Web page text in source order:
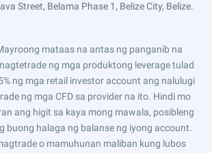
Street, Belama Phase 1, Belize City, Belize.
mataas na antas ng panganib na
ng mga produktong leverage tulad
ng mga retail investor account ang nalulugi
ng mga CFD sa provider na ito. Hindi mo
ang higit sa kaya mong mawala, posibleng
buong halaga ng balanse ng iyong account.
o mamuhunan maliban kung lubos